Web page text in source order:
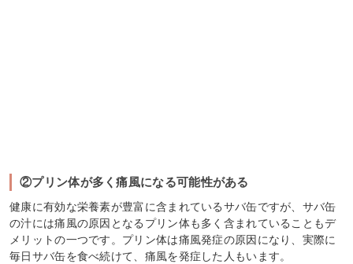
②プリン体が多く痛風になる可能性がある
健康に有効な栄養素が豊富に含まれているサバ缶ですが、サバ缶
の汁には痛風の原因となるプリン体も多く含まれていることもデ
メリットの一つです。プリン体は痛風発症の原因になり、実際に
毎日サバ缶を食べ続けて、痛風を発症した人もいます。